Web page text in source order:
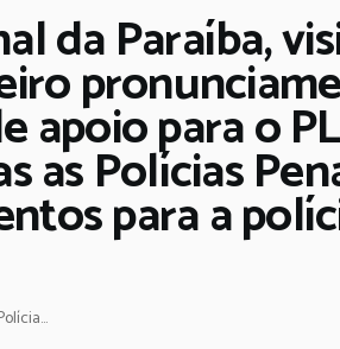
da Paraíba,
apoio para o PL
as Polícias
para a